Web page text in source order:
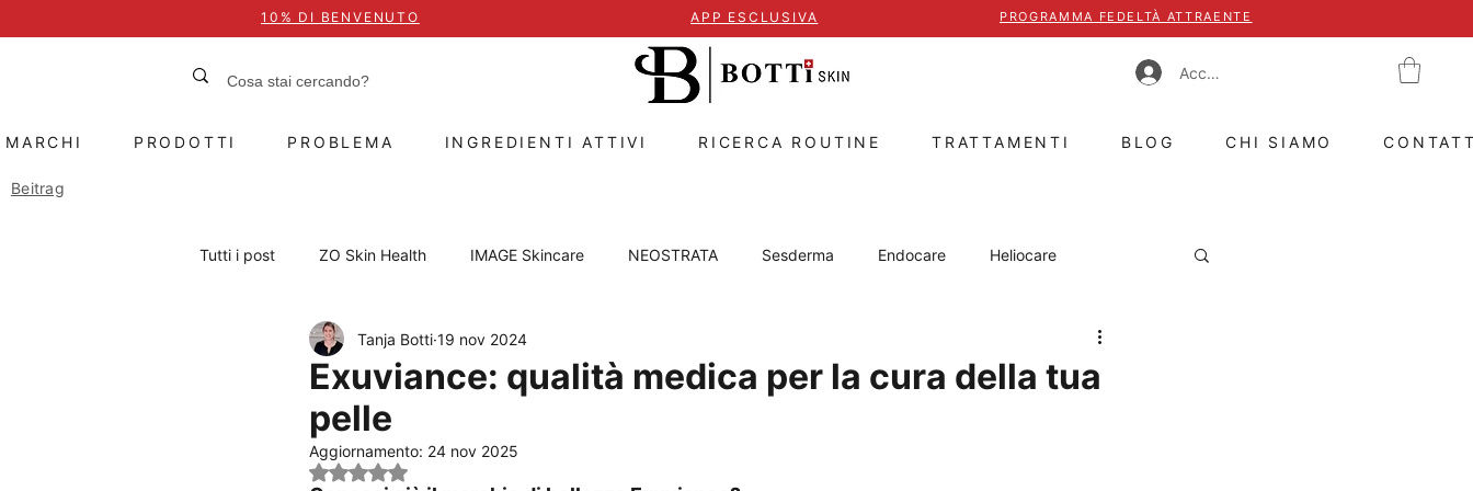
Accedi
10% DI BENVENUTO APP ESCLUSIVA PROGRAMMA FEDELTÀ ATTRAENTE
MARCHI PRODOTTI PROBLEMA INGREDIENTI ATTIVI RICERCA ROUTINE TRATTAMENTI BLOG CHI SIAMO
Beitrag
Tutti i post ZO Skin Health IMAGE Skincare NEOSTRATA Sesderma Endocare Heliocare
Protezione solare Problemi della pelle Caviar of Switzerland
Principi attivi Trattamenti
Exuviance: qualità medica per la cura della tua
pelle
Tanja Botti 19 nov 2024
Aggiornamento: 24 nov 2025
Valutazione NaN stelle su 5.